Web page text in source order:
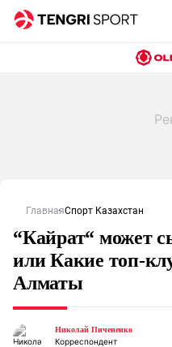
ГлавнаяСпорт Казахстан
“Кайрат“ может
или Какие топ-
Алматы
Николай Пичененко
Корреспондент